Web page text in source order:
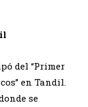
del “Primer
en Tandil.
se